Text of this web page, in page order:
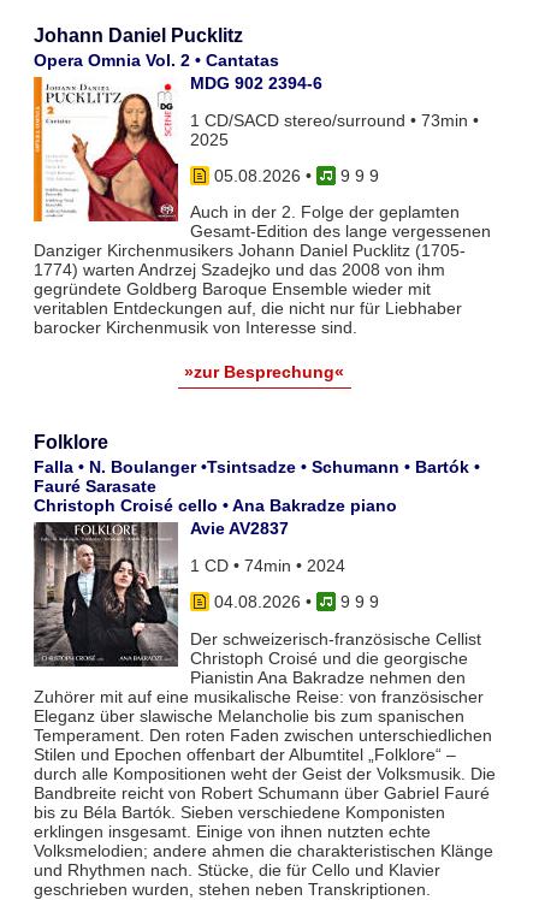
Johann Daniel Pucklitz
Opera Omnia Vol. 2 • Cantatas
MDG 902 2394-6
1 CD/SACD stereo/surround • 73min •
2025
05.08.2026 •
9 9 9
Auch in der 2. Folge der geplamten
Gesamt-Edition des lange vergessenen
Danziger Kirchenmusikers Johann Daniel Pucklitz (1705-
1774) warten Andrzej Szadejko und das 2008 von ihm
gegründete Goldberg Baroque Ensemble wieder mit
veritablen Entdeckungen auf, die nicht nur für Liebhaber
barocker Kirchenmusik von Interesse sind.
»zur Besprechung«
Folklore
Falla • N. Boulanger •Tsintsadze • Schumann • Bartók •
Fauré Sarasate
Christoph Croisé cello • Ana Bakradze piano
Avie AV2837
1 CD • 74min • 2024
04.08.2026 •
9 9 9
Der schweizerisch-französische Cellist
Christoph Croisé und die georgische
Pianistin Ana Bakradze nehmen den
Zuhörer mit auf eine musikalische Reise: von französischer
Eleganz über slawische Melancholie bis zum spanischen
Temperament. Den roten Faden zwischen unterschiedlichen
Stilen und Epochen offenbart der Albumtitel „Folklore“ –
durch alle Kompositionen weht der Geist der Volksmusik. Die
Bandbreite reicht von Robert Schumann über Gabriel Fauré
bis zu Béla Bartók. Sieben verschiedene Komponisten
erklingen insgesamt. Einige von ihnen nutzten echte
Volksmelodien; andere ahmen die charakteristischen Klänge
und Rhythmen nach. Stücke, die für Cello und Klavier
geschrieben wurden, stehen neben Transkriptionen.